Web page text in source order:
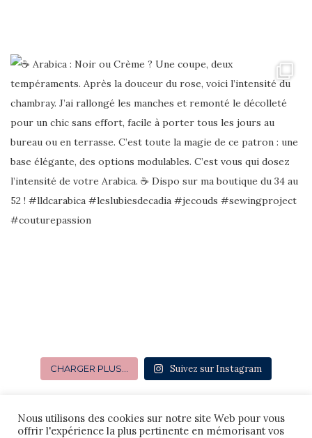
CHARGER PLUS… Suivez sur Instagram
Nous utilisons des cookies sur notre site Web pour vous
offrir l'expérience la plus pertinente en mémorisant vos